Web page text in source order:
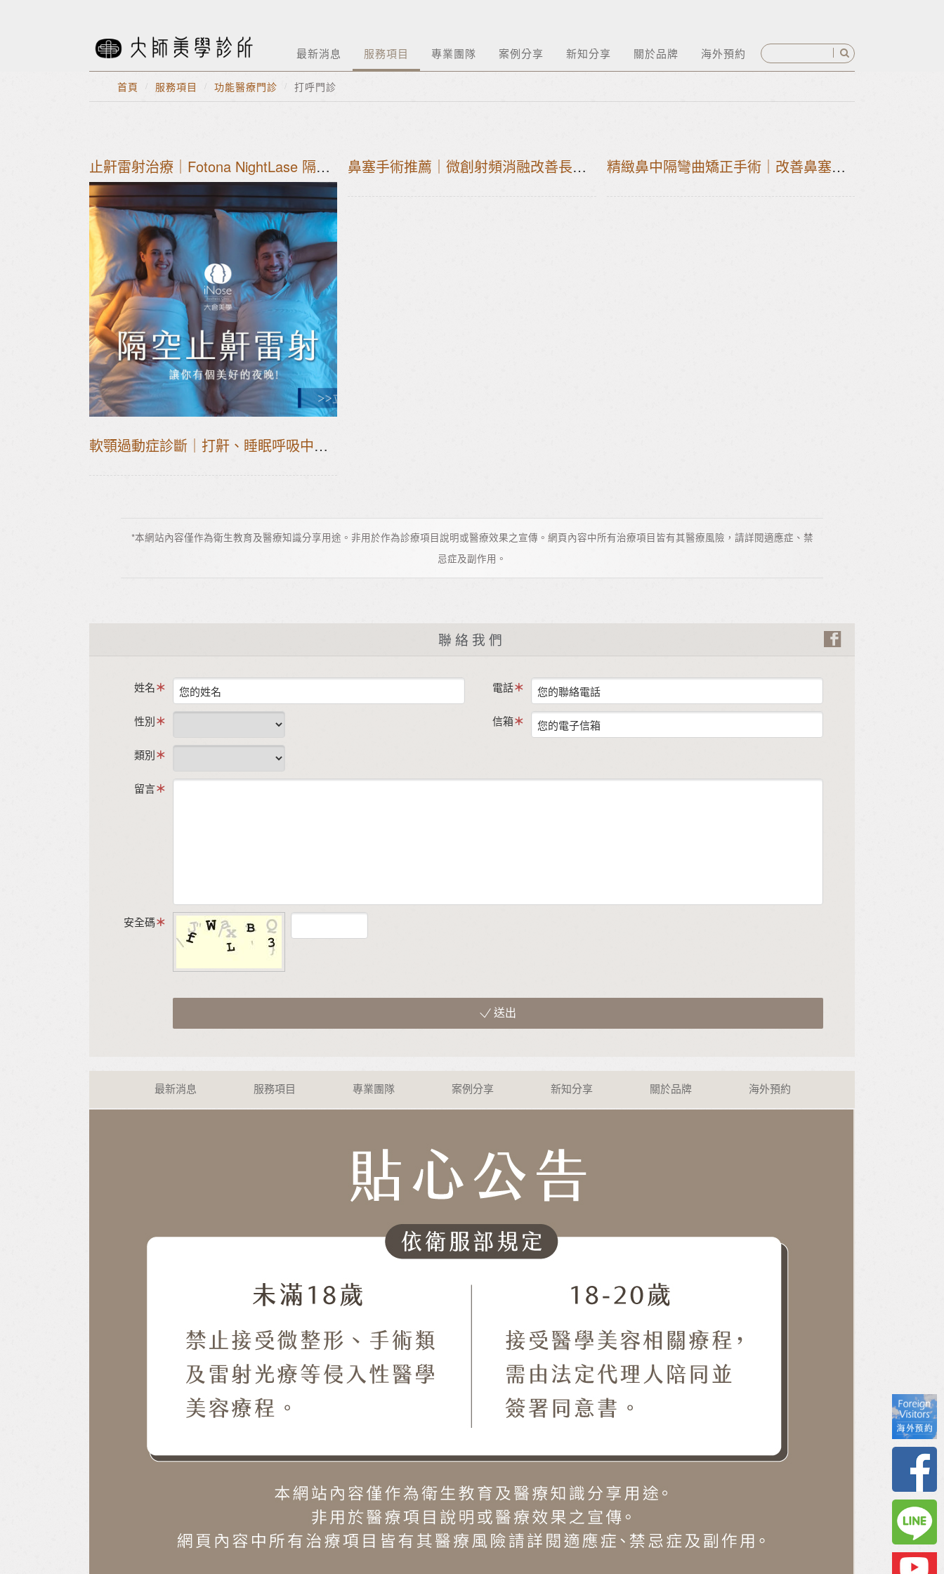
最新消息 服務項目 專業團隊 案例分享 新知分享 關於品牌 海外預約
首頁 / 服務項目 / 功能醫療門診 / 打呼門診
止鼾雷射治療｜Fotona NightLase 隔空止鼾新科技 台灣止鼾權威 國際止鼾中心 台北竹北止鼾推薦 鼻塞手術推薦｜微創射頻消融改善長期鼻塞，不用開刀、恢復期短 精緻鼻中隔彎曲矯正手術｜改善鼻塞與呼吸不順的微創治療選擇
軟顎過動症診斷｜打鼾、睡眠呼吸中止的結構性原因你知道嗎？
*本網站內容僅作為衛生教育及醫療知識分享用途。非用於作為診療項目說明或醫療效果之宣傳。網頁內容中所有治療項目皆有其醫療風險，請詳閱適應症、禁
忌症及副作用。
聯絡我們
姓名
性別
電話
信箱
類別
留言
安全碼
送出
最新消息 服務項目 專業團隊 案例分享 新知分享 關於品牌 海外預約